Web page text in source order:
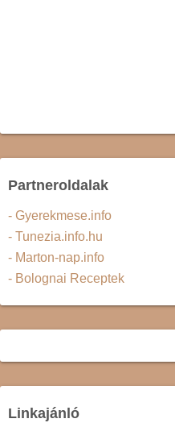
Partneroldalak
- Gyerekmese.info
- Tunezia.info.hu
- Marton-nap.info
- Bolognai Receptek
Linkajánló